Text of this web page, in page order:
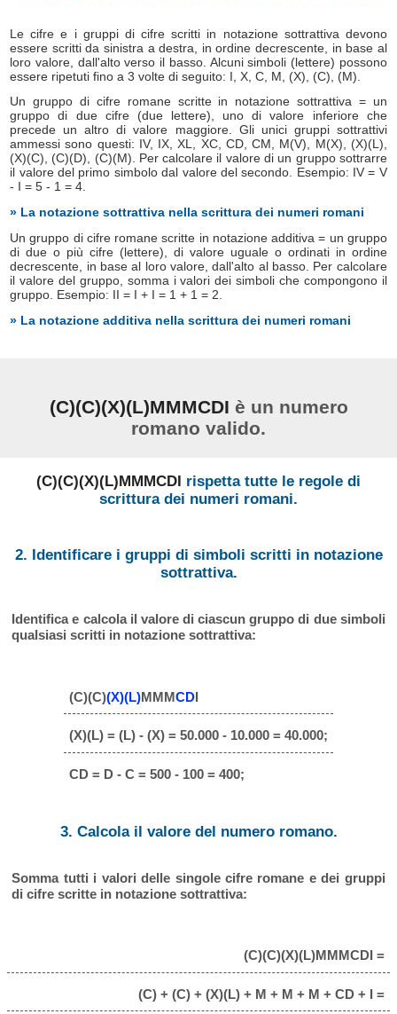
Le cifre e i gruppi di cifre scritti in notazione sottrattiva devono
essere scritti da sinistra a destra, in ordine decrescente, in base al
loro valore, dall'alto verso il basso. Alcuni simboli (lettere) possono
essere ripetuti fino a 3 volte di seguito: I, X, C, M, (X), (C), (M).
Un gruppo di cifre romane scritte in notazione sottrattiva = un
gruppo di due cifre (due lettere), uno di valore inferiore che
precede un altro di valore maggiore. Gli unici gruppi sottrattivi
ammessi sono questi: IV, IX, XL, XC, CD, CM, M(V), M(X), (X)(L),
(X)(C), (C)(D), (C)(M). Per calcolare il valore di un gruppo sottrarre
il valore del primo simbolo dal valore del secondo. Esempio: IV = V
- I = 5 - 1 = 4.
» La notazione sottrattiva nella scrittura dei numeri romani
Un gruppo di cifre romane scritte in notazione additiva = un gruppo
di due o più cifre (lettere), di valore uguale o ordinati in ordine
decrescente, in base al loro valore, dall'alto al basso. Per calcolare
il valore del gruppo, somma i valori dei simboli che compongono il
gruppo. Esempio: II = I + I = 1 + 1 = 2.
» La notazione additiva nella scrittura dei numeri romani
(C)(C)(X)(L)MMMCDI è un numero
romano valido.
(C)(C)(X)(L)MMMCDI rispetta tutte le regole di
scrittura dei numeri romani.
2. Identificare i gruppi di simboli scritti in notazione
sottrattiva.
Identifica e calcola il valore di ciascun gruppo di due simboli
qualsiasi scritti in notazione sottrattiva:
(C)(C)(X)(L)MMMCDI
(X)(L) = (L) - (X) = 50.000 - 10.000 = 40.000;
CD = D - C = 500 - 100 = 400;
3. Calcola il valore del numero romano.
Somma tutti i valori delle singole cifre romane e dei gruppi
di cifre scritte in notazione sottrattiva:
(C)(C)(X)(L)MMMCDI =
(C) + (C) + (X)(L) + M + M + M + CD + I =